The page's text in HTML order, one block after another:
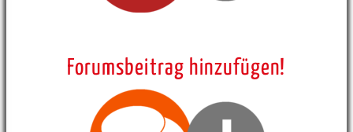
Forumsbeitrag hinzufügen!